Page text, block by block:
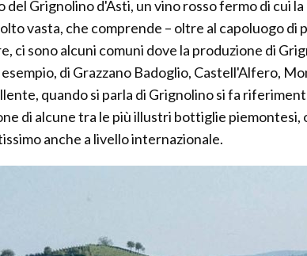
del Grignolino d'Asti, un vino rosso fermo di cui
vasta, che comprende – oltre al capoluogo di
ci sono alcuni comuni dove la produzione di
esempio, di Grazzano Badoglio, Castell'Alfero,
quando si parla di Grignolino si fa
di alcune tra le più illustri bottiglie piemontesi,
anche a livello internazionale.